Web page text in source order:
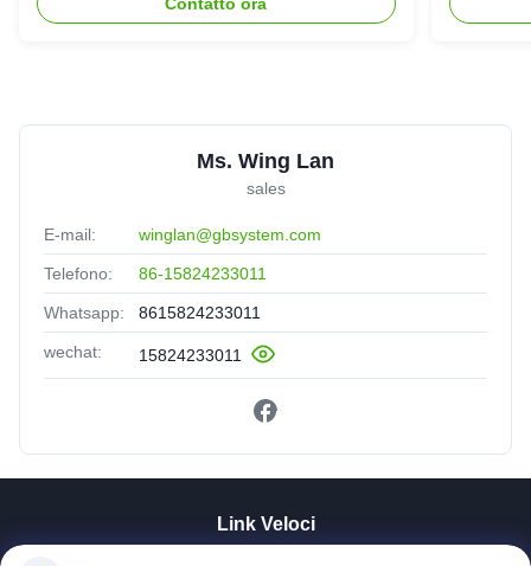
Ms. Wing Lan
sales
E-mail: winglan@gbsystem.com
Telefono: 86-15824233011
Whatsapp: 8615824233011
wechat: 15824233011
Link Veloci